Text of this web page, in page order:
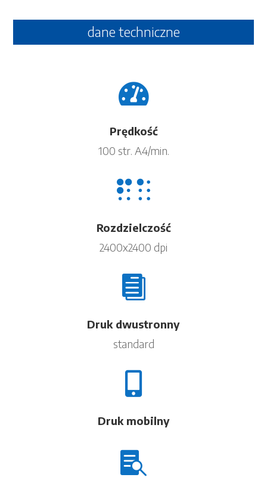
dane techniczne

Prędkość
100 str. A4/min.

Rozdzielczość
2400x2400 dpi

Druk dwustronny
standard

Druk mobilny
